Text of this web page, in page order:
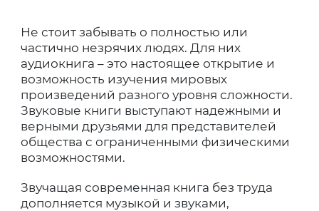
Не стоит забывать о полностью или
частично незрячих людях. Для них
аудиокнига – это настоящее открытие и
возможность изучения мировых
произведений разного уровня сложности.
Звуковые книги выступают надежными и
верными друзьями для представителей
общества с ограниченными физическими
возможностями.
Звучащая современная книга без труда
дополняется музыкой и звуками,